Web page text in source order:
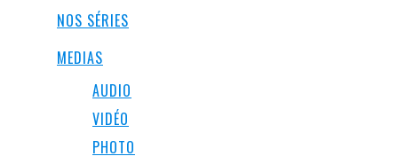
NOS SÉRIES
MEDIAS
AUDIO
VIDÉO
PHOTO